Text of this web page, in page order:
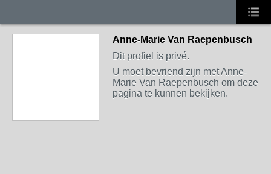
Anne-Marie Van Raepenbusch
Dit profiel is privé.
U moet bevriend zijn met Anne-
Marie Van Raepenbusch om deze
pagina te kunnen bekijken.